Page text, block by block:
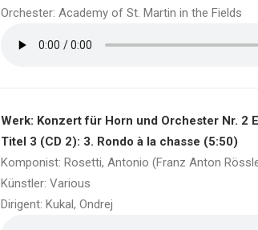
Orchester: Academy of St. Martin in the Fields
Werk: Konzert für Horn und Orchester Nr. 2
Titel 3 (CD 2): 3. Rondo à la chasse (5:50)
Komponist: Rosetti, Antonio (Franz Anton
Künstler: Various
Dirigent: Kukal, Ondrej